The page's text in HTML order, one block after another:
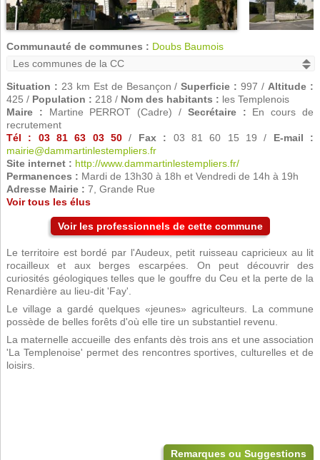
Communauté de communes : Doubs Baumois
Situation : 23 km Est de Besançon /Superficie : 997 / Altitude :
425 / Population : 218 / Nom des habitants : les Templenois
Maire : Martine PERROT (Cadre) / Secrétaire : En cours de
recrutement
Tél : 03 81 63 03 50 / Fax : 03 81 60 15 19 / E-mail :
mairie@dammartinlestempliers.fr
Site internet : http://www.dammartinlestempliers.fr/
Permanences : Mardi de 13h30 à 18h et Vendredi de 14h à 19h
Adresse Mairie : 7, Grande Rue
Voir tous les élus
Voir les professionnels de cette commune
Le territoire est bordé par l'Audeux, petit ruisseau capricieux au lit
rocailleux et aux berges escarpées. On peut découvrir des
curiosités géologiques telles que le gouffre du Ceu et la perte de la
Renardière au lieu-dit 'Fay'.
Le village a gardé quelques «jeunes» agriculteurs. La commune
possède de belles forêts d'où elle tire un substantiel revenu.
La maternelle accueille des enfants dès trois ans et une association
'La Templenoise' permet des rencontres sportives, culturelles et de
loisirs.
Remarques ou Suggestions